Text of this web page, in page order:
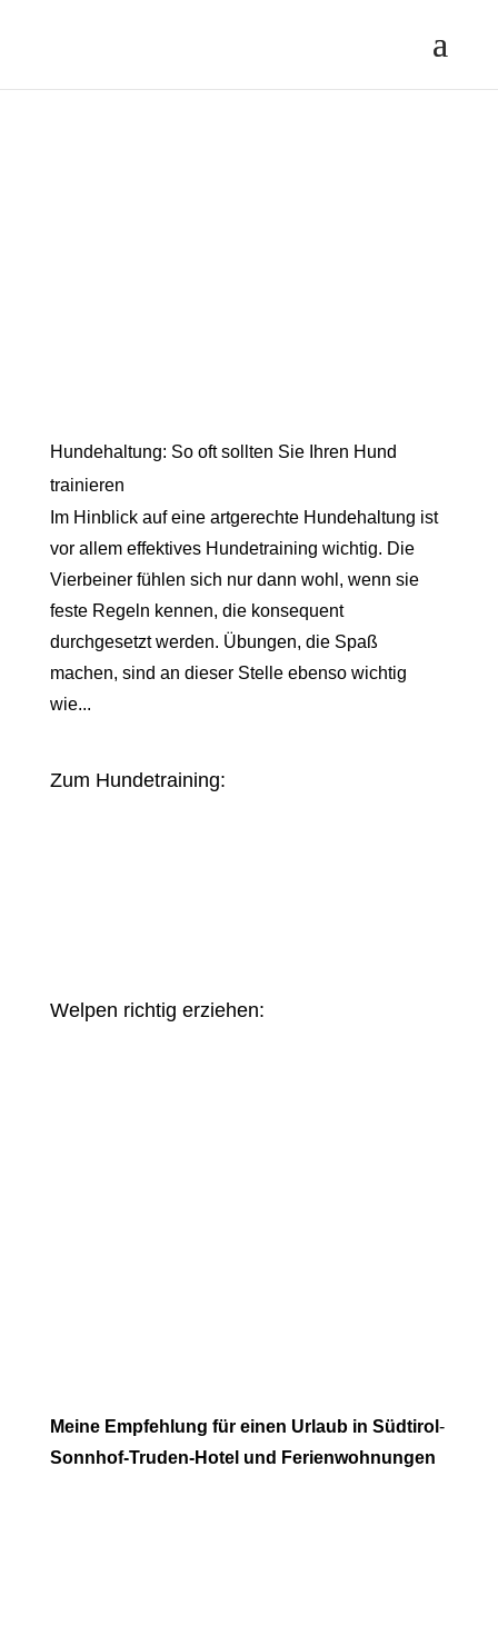
Hundehaltung: So oft sollten Sie Ihren Hund
trainieren
Im Hinblick auf eine artgerechte Hundehaltung ist
vor allem effektives Hundetraining wichtig. Die
Vierbeiner fühlen sich nur dann wohl, wenn sie
feste Regeln kennen, die konsequent
durchgesetzt werden. Übungen, die Spaß
machen, sind an dieser Stelle ebenso wichtig
wie...
Zum Hundetraining:
Welpen richtig erziehen:
Meine Empfehlung für einen Urlaub in Südtirol -
Sonnhof-Truden-Hotel und Ferienwohnungen